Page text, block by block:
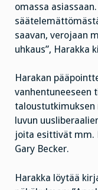
omassa asiassaan.
saavan, verojaan
uhkaus”, Harakka
Harakan
vanhentuneeseen
luvun
joita esittivät mm.
Gary Becker.
Harakka löytää